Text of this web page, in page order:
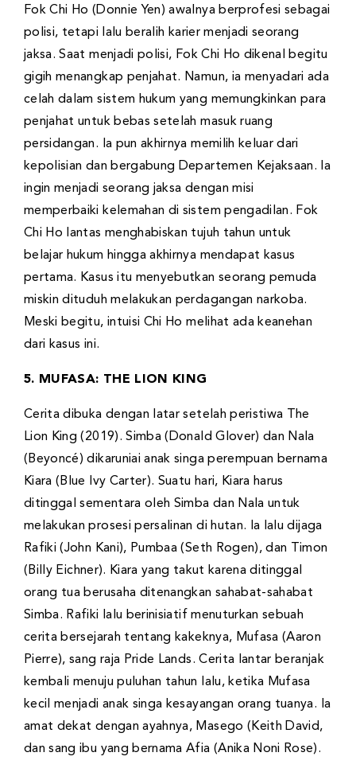
Fok Chi Ho (Donnie Yen) awalnya berprofesi sebagai
polisi, tetapi lalu beralih karier menjadi seorang
jaksa. Saat menjadi polisi, Fok Chi Ho dikenal begitu
gigih menangkap penjahat. Namun, ia menyadari ada
celah dalam sistem hukum yang memungkinkan para
penjahat untuk bebas setelah masuk ruang
persidangan. Ia pun akhirnya memilih keluar dari
kepolisian dan bergabung Departemen Kejaksaan. Ia
ingin menjadi seorang jaksa dengan misi
memperbaiki kelemahan di sistem pengadilan. Fok
Chi Ho lantas menghabiskan tujuh tahun untuk
belajar hukum hingga akhirnya mendapat kasus
pertama. Kasus itu menyebutkan seorang pemuda
miskin dituduh melakukan perdagangan narkoba.
Meski begitu, intuisi Chi Ho melihat ada keanehan
dari kasus ini.
5. MUFASA: THE LION KING
Cerita dibuka dengan latar setelah peristiwa The
Lion King (2019). Simba (Donald Glover) dan Nala
(Beyoncé) dikaruniai anak singa perempuan bernama
Kiara (Blue Ivy Carter). Suatu hari, Kiara harus
ditinggal sementara oleh Simba dan Nala untuk
melakukan prosesi persalinan di hutan. Ia lalu dijaga
Rafiki (John Kani), Pumbaa (Seth Rogen), dan Timon
(Billy Eichner). Kiara yang takut karena ditinggal
orang tua berusaha ditenangkan sahabat-sahabat
Simba. Rafiki lalu berinisiatif menuturkan sebuah
cerita bersejarah tentang kakeknya, Mufasa (Aaron
Pierre), sang raja Pride Lands. Cerita lantar beranjak
kembali menuju puluhan tahun lalu, ketika Mufasa
kecil menjadi anak singa kesayangan orang tuanya. Ia
amat dekat dengan ayahnya, Masego (Keith David,
dan sang ibu yang bernama Afia (Anika Noni Rose).